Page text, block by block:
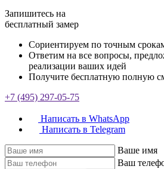
Запишитесь на
бесплатный замер
Сориентируем по точным
Ответим на все вопросы,
реализации ваших идей
Получите бесплатную полную
+7 (495) 297-05-75
Написать в WhatsApp
Написать в Telegram
Ваше имя
Ваш